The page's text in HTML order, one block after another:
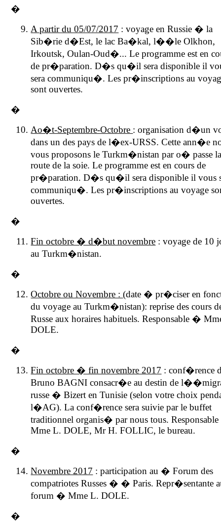
�
A partir du 05/07/2017 : voyage en Russie �la
Sib�rie d�Est, le lac Ba�kal, l��le Olkhon,
Irkoutsk, Oulan-Oud�... Le programme est en
de pr�paration. D�s qu�il sera disponible il
sera communiqu�. Les pr�inscriptions au
sont ouvertes.
�
Ao�t-Septembre-Octobre : organisation d�un
dans un des pays de l�ex-URSS. Cette ann�e
vous proposons le Turkm�nistan par o� passe
route de la soie. Le programme est en cours de
pr�paration. D�s qu�il sera disponible il vous
communiqu�. Les pr�inscriptions au voyage
ouvertes.
�
Fin octobre � d�but novembre : voyage de 10
au Turkm�nistan.
�
Octobre ou Novembre :(date � pr�ciser en
du voyage au Turkm�nistan): reprise des cours
Russe aux horaires habituels. Responsable �
DOLE.
�
Fin octobre � fin novembre 2017 : conf�rence
Bruno BAGNI consacr�e au destin de
russe � Bizert en Tunisie (selon votre choix
l�AG). La conf�rence sera suivie par le buffet
traditionnel organis� par nous tous.
Mme L. DOLE, Mr H. FOLLIC, le bureau.
�
Novembre 2017 : participation au � Forum des
compatriotes Russes � � Paris. Repr�sentante
forum � Mme L. DOLE.
�